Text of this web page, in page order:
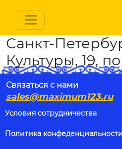
Санкт-
Культуры, 19,
Связаться с нами
sales@maximum123.ru
Условия сотрудничества
Политика конфеденциальности